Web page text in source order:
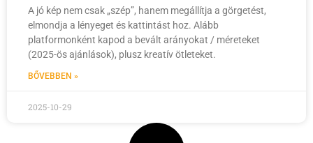
A jó kép nem csak „szép”, hanem megállítja a görgetést,
elmondja a lényeget és kattintást hoz. Alább
platformonként kapod a bevált arányokat / méreteket
(2025-ös ajánlások), plusz kreatív ötleteket.
BŐVEBBEN »
2025-10-29